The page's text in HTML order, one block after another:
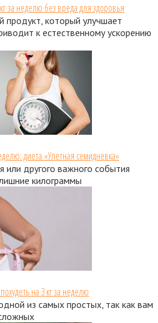
за неделю без вреда для здоровья
продукт, который улучшает
к естественному ускорению
диета «Улетная семидневка»
или другого важного события
килограммы
на 3 кг за неделю
из самых простых, так как вам